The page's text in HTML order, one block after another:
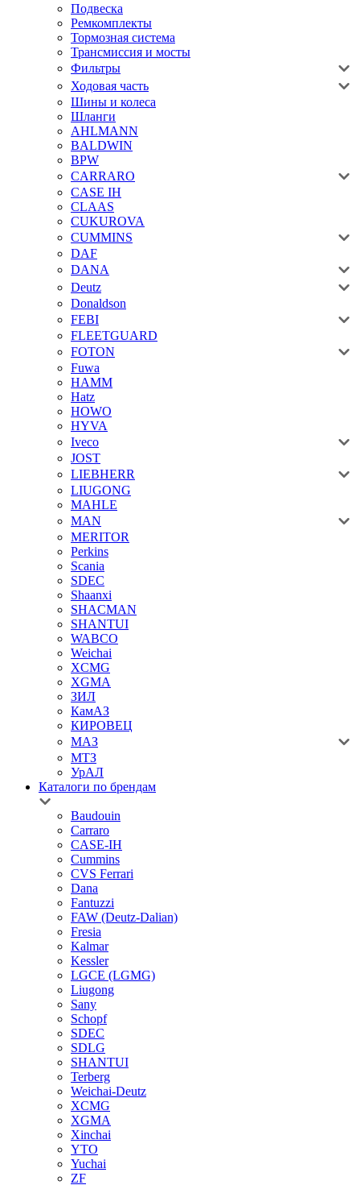
Подвеска
Ремкомплекты
Тормозная система
Трансмиссия и мосты
Фильтры
Ходовая часть
Шины и колеса
Шланги
AHLMANN
BALDWIN
BPW
CARRARO
CASE IH
CLAAS
CUKUROVA
CUMMINS
DAF
DANA
Deutz
Donaldson
FEBI
FLEETGUARD
FOTON
Fuwa
HAMM
Hatz
HOWO
HYVA
Iveco
JOST
LIEBHERR
LIUGONG
MAHLE
MAN
MERITOR
Perkins
Scania
SDEC
Shaanxi
SHACMAN
SHANTUI
WABCO
Weichai
XCMG
XGMA
ЗИЛ
КамАЗ
КИРОВЕЦ
МАЗ
МТЗ
УрАЛ
Каталоги по брендам
Baudouin
Carraro
CASE-IH
Cummins
CVS Ferrari
Dana
Fantuzzi
FAW (Deutz-Dalian)
Fresia
Kalmar
Kessler
LGCE (LGMG)
Liugong
Sany
Schopf
SDEC
SDLG
SHANTUI
Terberg
Weichai-Deutz
XCMG
XGMA
Xinchai
YTO
Yuchai
ZF